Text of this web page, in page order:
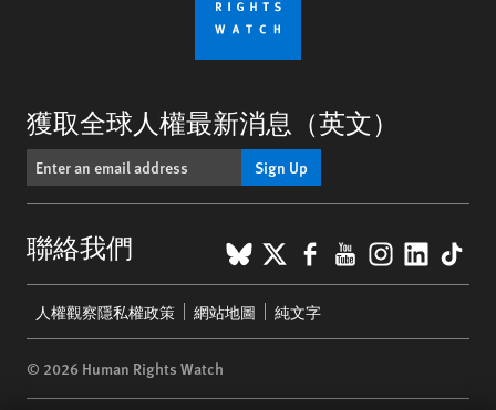
獲取全球人權最新消息（英文）
Sign Up
聯絡我們 BlueSky
X Facebook
YouTube
menu
人權觀察隱私權政策 網站地圖 純文字
© 2026 Human Rights Watch